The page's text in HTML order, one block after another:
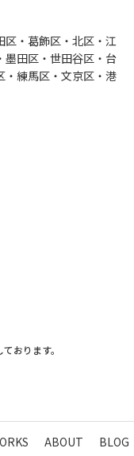
区・葛飾区・北区・江
墨田区・世田谷区・台
・練馬区・文京区・港
おります。
ABOUT BLOG